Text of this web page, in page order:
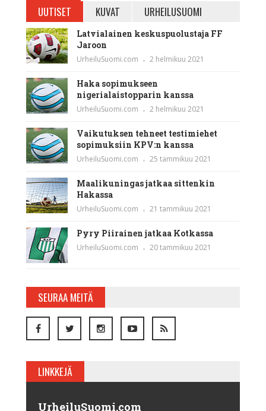
UUTISET
KUVAT URHEILUSUOMI
Latvialainen keskuspuolustaja FF
Jaroon
UrheiluSuomi.com 2 helmikuu 2021
Haka sopimukseen
nigerialaistopparin kanssa
UrheiluSuomi.com 2 helmikuu 2021
Vaikutuksen tehneet testimiehet
sopimuksiin KPV:n kanssa
UrheiluSuomi.com 25 tammikuu 2021
Maalikuningas jatkaa sittenkin
Hakassa
UrheiluSuomi.com 21 tammikuu 2021
Pyry Piirainen jatkaa Kotkassa
UrheiluSuomi.com 20 tammikuu 2021
SEURAA MEITÄ
LINKKEJÄ
UrheiluSuomi.com